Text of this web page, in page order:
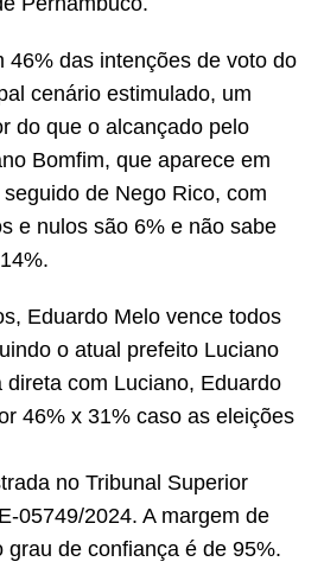
46% das intenções de voto do
cenário estimulado, um
do que o alcançado pelo
Bomfim, que aparece em
de Nego Rico, com
e nulos são 6% e não sabe
Eduardo Melo vence todos
o atual prefeito Luciano
direta com Luciano, Eduardo
46% x 31% caso as eleições
no Tribunal Superior
05749/2024. A margem de
grau de confiança é de 95%.